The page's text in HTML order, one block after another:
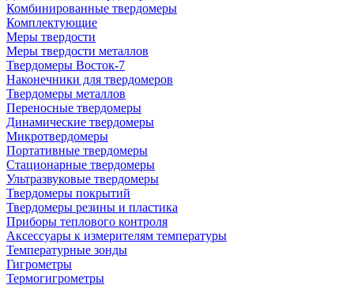
Комбинированные твердомеры
Комплектующие
Меры твердости
Меры твердости металлов
Твердомеры Восток-7
Наконечники для твердомеров
Твердомеры металлов
Переносные твердомеры
Динамические твердомеры
Микротвердомеры
Портативные твердомеры
Стационарные твердомеры
Ультразвуковые твердомеры
Твердомеры покрытий
Твердомеры резины и пластика
Приборы теплового контроля
Аксессуары к измерителям температуры
Температурные зонды
Гигрометры
Термогигрометры